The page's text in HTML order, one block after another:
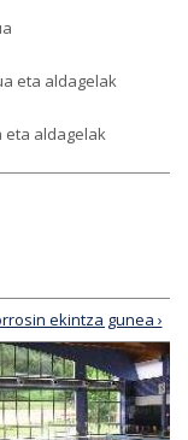
eta aldagelak
eta aldagelak
ekintza gunea ›